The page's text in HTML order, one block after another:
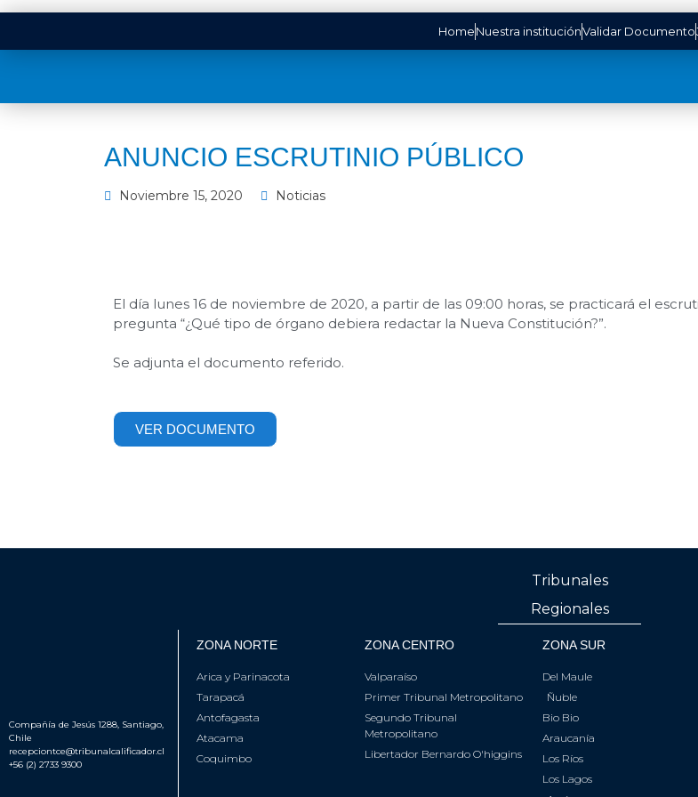
HomeNuestra instituciónValidar Documento
ANUNCIO ESCRUTINIO PÚBLICO
Noviembre 15, 2020 Noticias
El día lunes 16 de noviembre de 2020, a partir de las 09:00 horas, se practicará el
pregunta “¿Qué tipo de órgano debiera redactar la Nueva Constitución?”.
Se adjunta el documento referido.
VER DOCUMENTO
Tribunales
Regionales
Compañía de Jesús 1288, Santiago,
Chile
recepciontce@tribunalcalificador.cl
+56 (2) 2733 9300
ZONA NORTE
Arica y Parinacota
Tarapacá
Antofagasta
Atacama
Coquimbo
ZONA CENTRO
Valparaíso
Primer Tribunal Metropolitano
Segundo Tribunal
Metropolitano
Libertador Bernardo O'higgins
ZONA SUR
Del Maule
Ñuble
Bio Bio
Araucanía
Los Ríos
Los Lagos